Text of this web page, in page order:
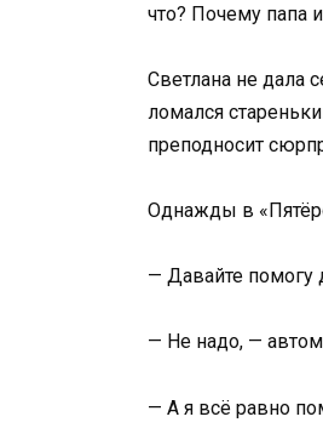
что? Почему папа
Светлана не дала
ломался
преподносит
Однажды в
— Давайте помогу
— Не надо, —
— А я всё равно